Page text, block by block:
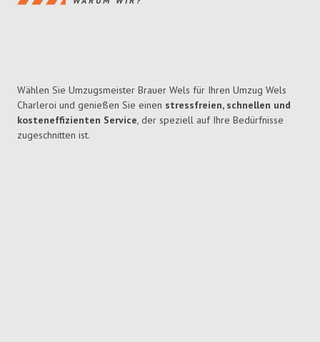
Wählen Sie Umzugsmeister Brauer Wels für Ihren Umzug Wels
Charleroi und genießen Sie einen stressfreien, schnellen und
kosteneffizienten Service, der speziell auf Ihre Bedürfnisse
zugeschnitten ist.